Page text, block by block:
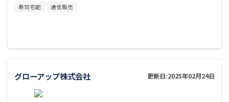
寿司宅配 通信販売
グローアップ株式会社 更新日:2025年02月24日